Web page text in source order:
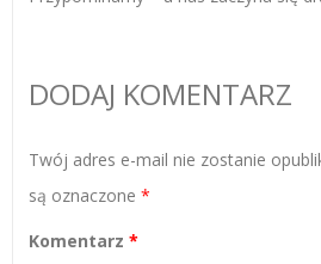
DODAJ KOMENTARZ
Twój adres e-mail nie zostanie
są oznaczone *
Komentarz *